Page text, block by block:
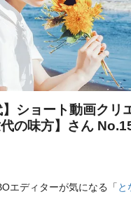
】ショート動画クリ
の味方】さん
エディターが気になる「 と